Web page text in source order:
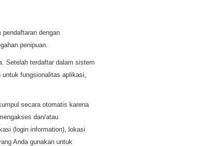
dengan
penipuan.
Setelah terdaftar dalam sistem
untuk fungsionalitas aplikasi,
secara otomatis karena
dan/atau
(login information), lokasi
Anda gunakan untuk